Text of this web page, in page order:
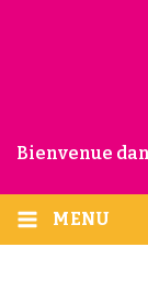
Bienvenue
MENU